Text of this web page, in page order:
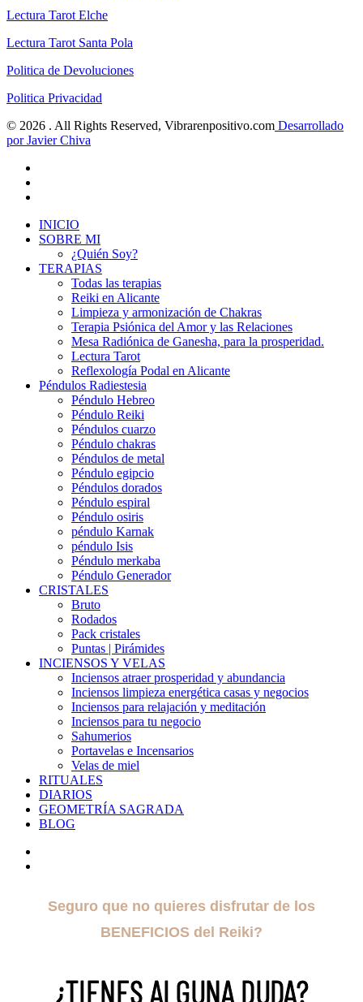
Lectura Tarot Elche
Lectura Tarot Santa Pola
Politica de Devoluciones
Politica Privacidad
© 2026 . All Rights Reserved, Vibrarenpositivo.com Desarrollado
por Javier Chiva
INICIO
SOBRE MI
¿Quién Soy?
TERAPIAS
Todas las terapias
Reiki en Alicante
Limpieza y armonización de Chakras
Terapia Psiónica del Amor y las Relaciones
Mesa Radiónica de Ganesha, para la prosperidad.
Lectura Tarot
Reflexología Podal en Alicante
Péndulos Radiestesia
Péndulo Hebreo
Péndulo Reiki
Péndulos cuarzo
Péndulo chakras
Péndulos de metal
Péndulo egipcio
Péndulos dorados
Péndulo espiral
Péndulo osiris
péndulo Karnak
péndulo Isis
Péndulo merkaba
Péndulo Generador
CRISTALES
Bruto
Rodados
Pack cristales
Puntas | Pirámides
INCIENSOS Y VELAS
Inciensos atraer prosperidad y abundancia
Inciensos limpieza energética casas y negocios
Inciensos para relajación y meditación
Inciensos para tu negocio
Sahumerios
Portavelas e Incensarios
Velas de miel
RITUALES
DIARIOS
GEOMETRÍA SAGRADA
BLOG
Seguro que no quieres disfrutar de los
BENEFICIOS del Reiki?
¿TIENES ALGUNA DUDA?